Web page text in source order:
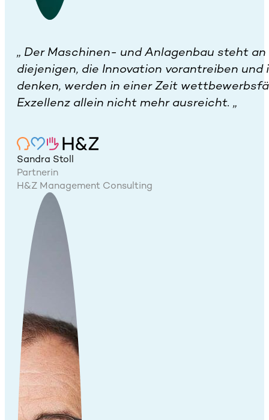
„ Der Maschinen- und Anlagenbau steht
diejenigen, die Innovation vorantreiben
denken, werden in einer Zeit
Exzellenz allein nicht mehr ausreicht. „
Sandra Stoll
Partnerin
H&Z Management Consulting